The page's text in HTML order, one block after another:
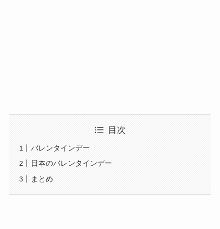
目次
バレンタインデー
日本のバレンタインデー
まとめ